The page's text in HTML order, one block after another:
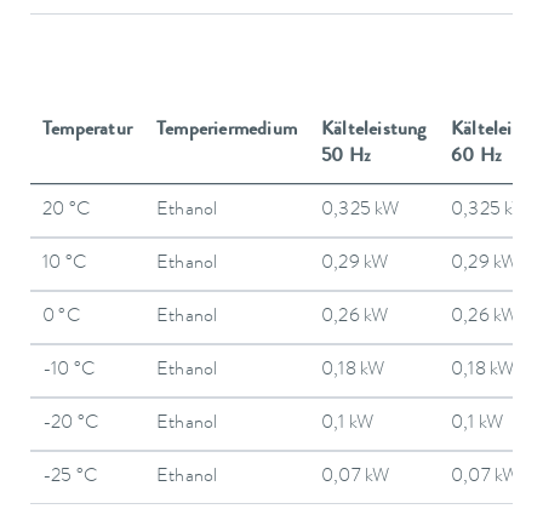
Temperatur Temperiermedium
Kälteleistung
50 Hz
60 Hz
20 °C Ethanol 0,325 kW 0,325 kW
10 °C Ethanol 0,29 kW 0,29 kW
0 °C Ethanol 0,26 kW 0,26 kW
-10 °C Ethanol 0,18 kW 0,18 kW
-20 °C Ethanol 0,1 kW 0,1 kW
-25 °C Ethanol 0,07 kW 0,07 kW